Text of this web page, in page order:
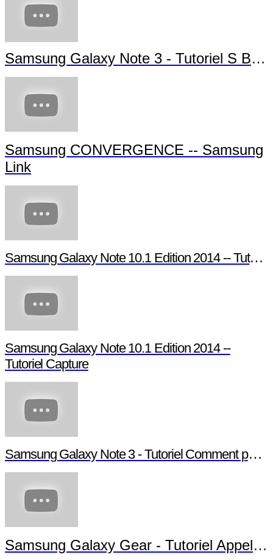
Samsung Galaxy Note 3 - Tutoriel S Beam
Samsung CONVERGENCE -- Samsung
Link
Samsung Galaxy Note 10.1 Edition 2014 -- Tutoriel Pen Window
Samsung Galaxy Note 10.1 Edition 2014 --
Tutoriel Capture
Samsung Galaxy Note 3 - Tutoriel Comment paramétrer votre Note 3
Samsung Galaxy Gear - Tutoriel Appels et Messages